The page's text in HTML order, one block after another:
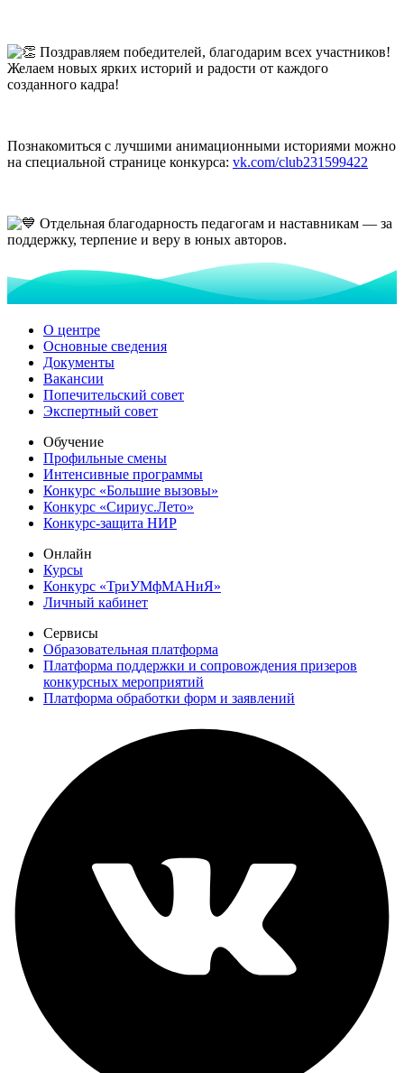
Поздравляем победителей, благодарим всех участников!
Желаем новых ярких историй и радости от каждого
созданного кадра!
Познакомиться с лучшими анимационными историями можно
на специальной странице конкурса: vk.com/club231599422
Отдельная благодарность педагогам и наставникам — за
поддержку, терпение и веру в юных авторов.
О центре
Основные сведения
Документы
Вакансии
Попечительский совет
Экспертный совет
Обучение
Профильные смены
Интенсивные программы
Конкурс «Большие вызовы»
Конкурс «Сириус.Лето»
Конкурс-защита НИР
Онлайн
Курсы
Конкурс «ТриУМфМАНиЯ»
Личный кабинет
Сервисы
Образовательная платформа
Платформа поддержки и сопровождения призеров
конкурсных мероприятий
Платформа обработки форм и заявлений